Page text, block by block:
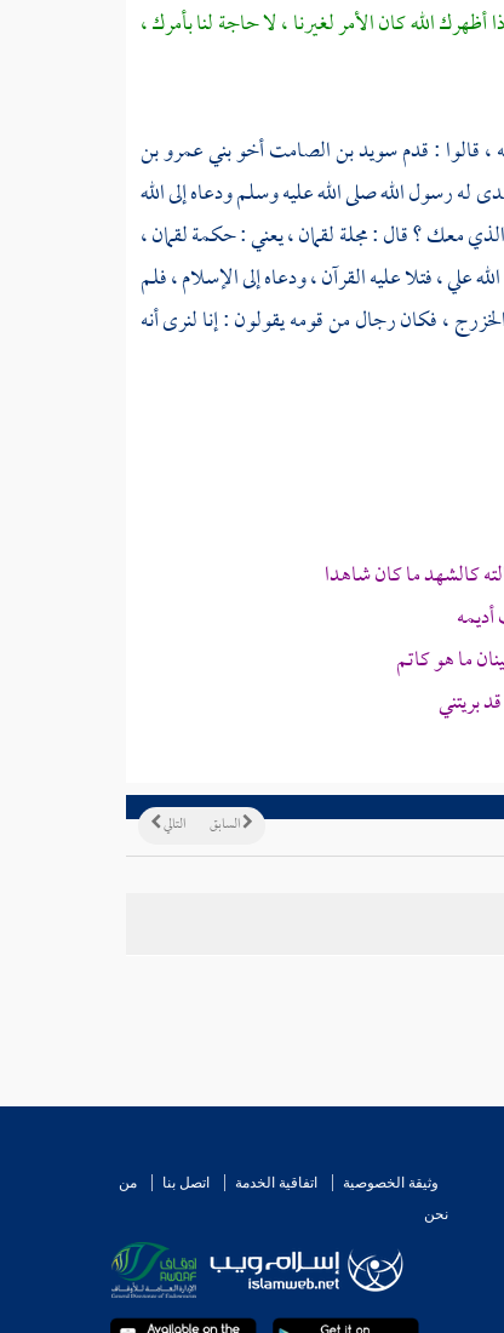
الله كان الأمر لغيرنا ، لا حاجة لنا بأمرك ،
قالوا : قدمسويد بن الصامتأخوبني عمرو بن
رسول الله صلى الله عليه وسلم ودعاه إلى الله
معك ؟ قال : مجلةلقمان ،يعني : حكمةلقمان ،
، فتلا عليه القرآن ، ودعاه إلى الإسلام ، فلم
الخزرج ،فكان رجال من قومه يقولون : إنا لنرى أنه
كالشهد ما كان شاهدا
ما هو كاتم
بريتني
التالي السابق
وثيقة الخصوصية اتفاقية الخدمة اتصل بنا
من
نحن